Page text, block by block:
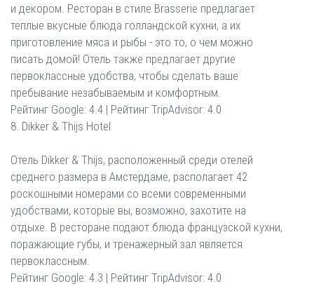
и декором. Ресторан в стиле Brasserie предлагает
теплые вкусные блюда голландской кухни, а их
приготовление мяса и рыбы - это то, о чем можно
писать домой! Отель также предлагает другие
первоклассные удобства, чтобы сделать ваше
пребывание незабываемым и комфортным.
Рейтинг Google: 4.4 | Рейтинг TripAdvisor: 4.0
8. Dikker & Thijs Hotel
Отель Dikker & Thijs, расположенный среди отелей
среднего размера в Амстердаме, располагает 42
роскошными номерами со всеми современными
удобствами, которые вы, возможно, захотите на
отдыхе. В ресторане подают блюда французской кухни,
поражающие губы, и тренажерный зал является
первоклассным.
Рейтинг Google: 4.3 | Рейтинг TripAdvisor: 4.0